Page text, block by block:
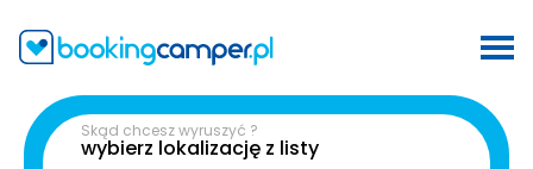
Skąd chcesz wyruszyć ?